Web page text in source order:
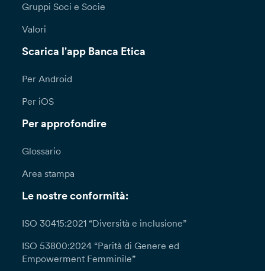
Gruppi Soci e Socie
Valori
Scarica l'app Banca Etica
Per Android
Per iOS
Per approfondire
Glossario
Area stampa
Le nostre conformità:
ISO 30415:2021 “Diversità e inclusione”
ISO 53800:2024 “Parità di Genere ed
Empowerment Femminile”